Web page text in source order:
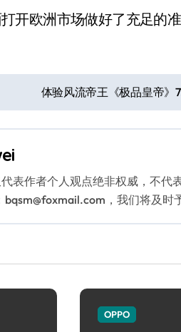
开欧洲市场做好了充足的
体验风流帝王《极品皇帝》
表作者个人观点绝非权威，不代
，我们将及时
OPPO